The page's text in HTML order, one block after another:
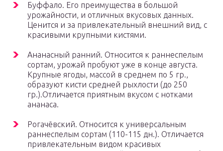
Буффало. Его преимущества в большой
урожайности, и отличных вкусовых данных.
Ценится и за привлекательный внешний вид, с
красивыми крупными кистями.
Ананасный ранний. Относится к раннеспелым
сортам, урожай пробуют уже в конце августа.
Крупные ягоды, массой в среднем по 5 гр.,
образуют кисти средней рыхлости (до 250
гр.).Отличается приятным вкусом с нотками
ананаса.
Рогачёвский. Относится к универсальным
раннеспелым сортам (110-115 дн.). Отличается
привлекательным видом красивых